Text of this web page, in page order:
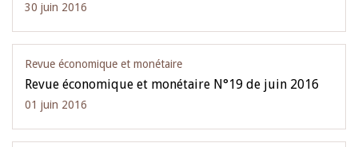
30 juin 2016
Revue économique et monétaire
Revue économique et monétaire N°19 de juin 2016
01 juin 2016